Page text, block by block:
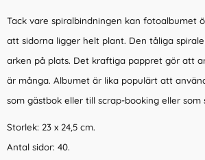
Tack vare spiralbindningen kan fotoalbumet
att sidorna ligger helt plant. Den tåliga
arken på plats. Det kraftiga pappret gör att
är många. Albumet är lika populärt att
som gästbok eller till scrap-booking eller som
Storlek: 23 x 24,5 cm.
Antal sidor: 40.